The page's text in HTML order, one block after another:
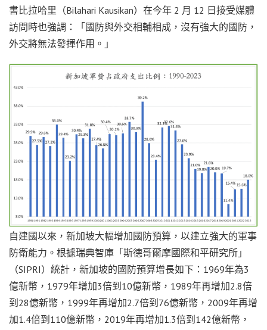
書比拉哈里（Bilahari Kausikan）在今年 2 月 12 日接受媒體
訪問時也強調：「國防與外交相輔相成，沒有強大的國防，
外交將無法發揮作用。」
自建國以來，新加坡大幅增加國防預算，以建立強大的軍事
防衛能力。根據瑞典智庫「斯德哥爾摩國際和平研究所」
（SIPRI）統計，新加坡的國防預算增長如下：1969年為3
億新幣，1979年增加3倍到10億新幣，1989年再增加2.8倍
到28億新幣，1999年再增加2.7倍到76億新幣，2009年再增
加1.4倍到110億新幣，2019年再增加1.3倍到142億新幣，